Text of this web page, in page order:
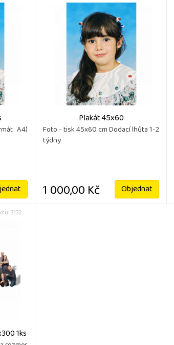
A4)
Plakát 45x60
Foto - tisk 45x60 cm Dodací lhůta 1-2
týdny
1 000,00 Kč Objednat
3132
1ks